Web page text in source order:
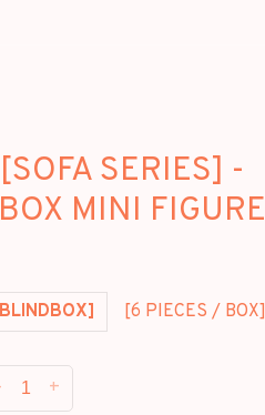
SERIES] -
MINI FIGURE
[6 PIECES / BOX]
+